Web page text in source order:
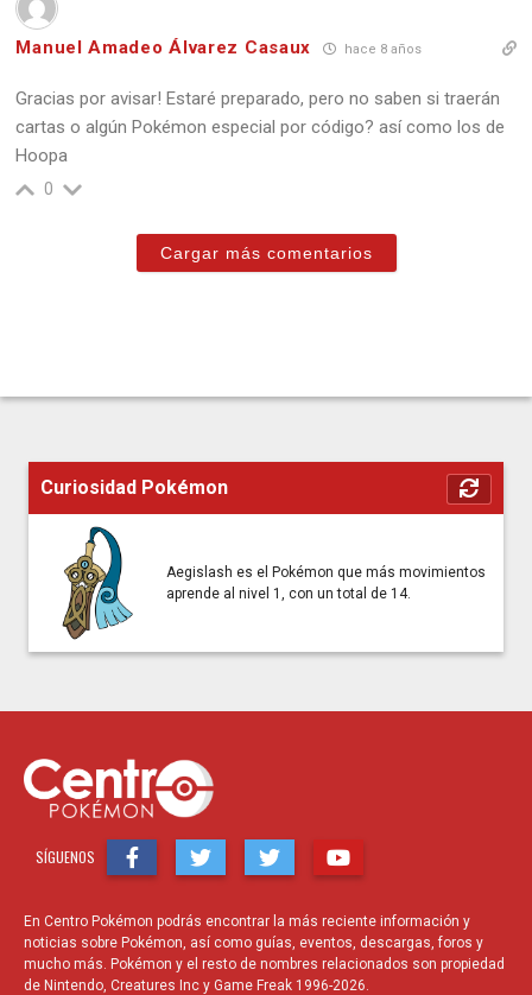
Manuel Amadeo Álvarez Casaux hace 8 años
Gracias por avisar! Estaré preparado, pero no saben si traerán
cartas o algún Pokémon especial por código? así como los de
Hoopa
0
Cargar más comentarios
Curiosidad Pokémon
Aegislash es el Pokémon que más movimientos
aprende al nivel 1, con un total de 14.
SÍGUENOS
En Centro Pokémon podrás encontrar la más reciente información y
noticias sobre Pokémon, así como guías, eventos, descargas, foros y
mucho más. Pokémon y el resto de nombres relacionados son propiedad
de Nintendo, Creatures Inc y Game Freak 1996-2026.